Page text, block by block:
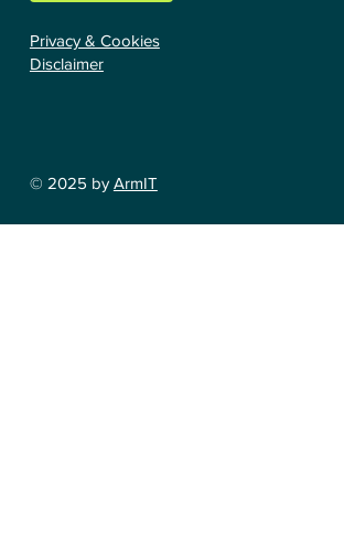
Privacy & Cookies
Disclaimer
© 2025 by ArmIT